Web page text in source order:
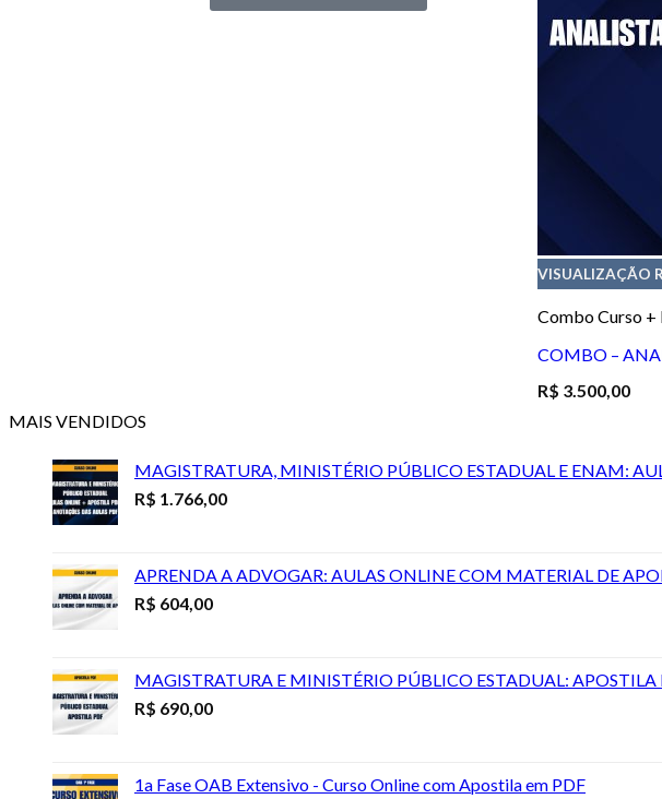
VISUALIZAÇÃO
Combo Curso +
COMBO –
R$ 3.500,00
MAIS VENDIDOS
MAGISTRATURA, MINISTÉRIO PÚBLICO ESTADUAL E ENAM:
R$ 1.766,00
APRENDA A ADVOGAR: AULAS ONLINE COM MATERIAL DE
R$ 604,00
MAGISTRATURA E MINISTÉRIO PÚBLICO ESTADUAL: APOSTILA
R$ 690,00
1a Fase OAB Extensivo - Curso Online com Apostila em PDF